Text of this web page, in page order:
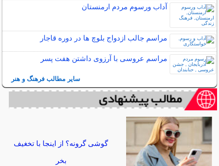
آداب ورسوم مردم ارمنستان
مراسم جالب ازدواج بلوچ ها در دوره قاجار
مراسم عروسی با آرزوی داشتن هفت پسر
سایر مطالب فرهنگ و هنر
گوشی گرونه؟ از اینجا با تخغیف
بخر